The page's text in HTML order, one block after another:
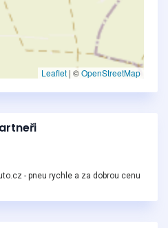
Leaflet | ©OpenStreetMap
- pneu rychle a za dobrou cenu